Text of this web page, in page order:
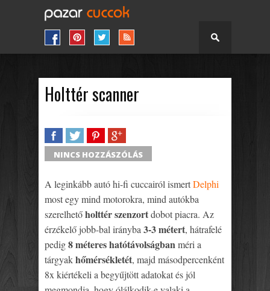
Holttér scanner
SHARETWEETSHARESHARE
NINCS HOZZÁSZÓLÁS
A leginkább autó hi-fi cuccairól ismertDelphi
most egy mind motorokra, mind autókba
szerelhetőholttér szenzortdobot piacra. Az
érzékelő jobb-bal irányba 3-3 métert, hátrafelé
pedig8 méteres hatótávolságbanméri a
tárgyakhőmérsékletét, majd másodpercenként
8x kiértékeli a begyűjtött adatokat és jól